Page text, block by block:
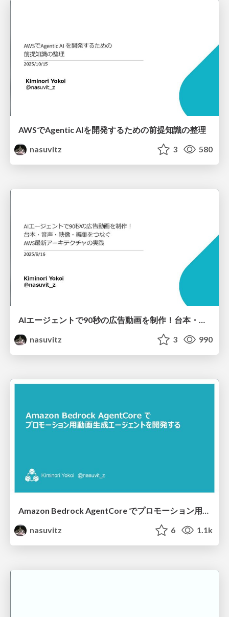
AWSでAgentic AIを開発するための前提知識の整理
nasuvitz
3 580
AIエージェントで90秒の広告動画を制作！台本・音声・映像・編集をつなぐAWS最新アーキテクチャの実践
nasuvitz
3 990
Amazon Bedrock AgentCore でプロモーション用動画生成エージェントを開発する
nasuvitz
6 1.1k